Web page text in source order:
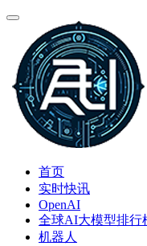
首页
实时快讯
OpenAI
全球AI大模型排行
机器人